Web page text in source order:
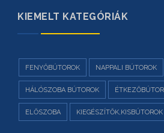
KIEMELT KATEGÓRIÁK
FENYŐBÚTOROK NAPPALI BÚTOROK
HÁLÓSZOBA BÚTOROK
ELŐSZOBA KIEGÉSZÍTŐK,KISBÚTOROK